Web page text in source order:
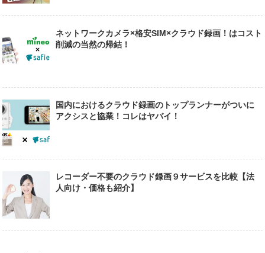
ネットワークカメラ×格安SIM×クラウド録画！はコスト
削減の当然の帰結！
国内におけるクラウド録画のトップランナーがついに
アクシスと協業！コレはヤバイ！
レコーダー不要のクラウド録画９サービスを比較【法
人向け・価格も紹介】